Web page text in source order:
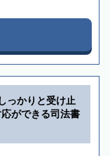
っかりと受け止
ができる司法書